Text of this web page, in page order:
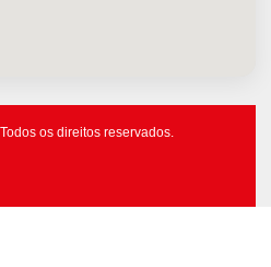
os direitos reservados.